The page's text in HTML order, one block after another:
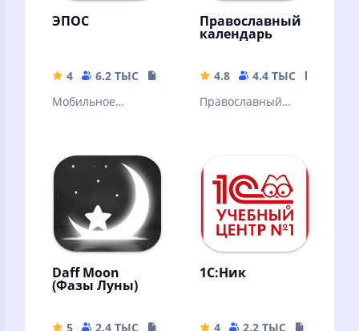
ЭПОС
4 6.2 ТЫС
31.87 MB
Мобильное
Православный
календарь
4.8 4.4 ТЫС
Православный
Daff Moon
(Фазы Луны)
5 2.4 ТЫС
13.96 MB
1С:Ник
4 2.2 ТЫС